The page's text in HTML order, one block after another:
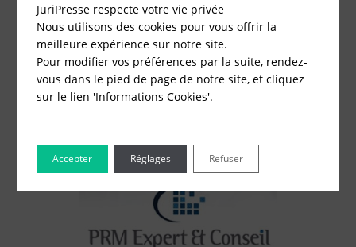
Constitution de société
Modification de société
Fonds de Commerce
Cessation d'activité
JuriPresse respecte votre vie privée
Nous utilisons des cookies pour vous offrir la
meilleure expérience sur notre site.
Pour modifier vos préférences par la suite, rendez-
vous dans le pied de page de notre site, et cliquez
sur le lien 'Informations Cookies'.
Accepter Refuser
Réglages